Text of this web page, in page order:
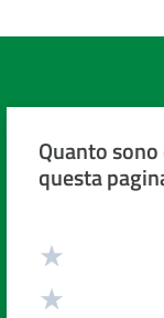
Quanto
questa